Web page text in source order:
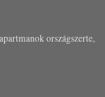
országszerte,